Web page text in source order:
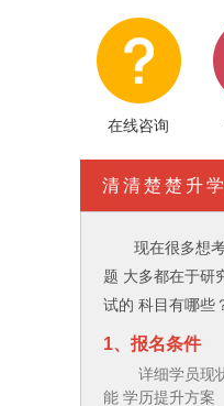
在线咨询
清清楚楚升
现在很多想
题 大多都在于研
试的 科目有哪些
1、报名条件
详细学员现
能 学历提升方案